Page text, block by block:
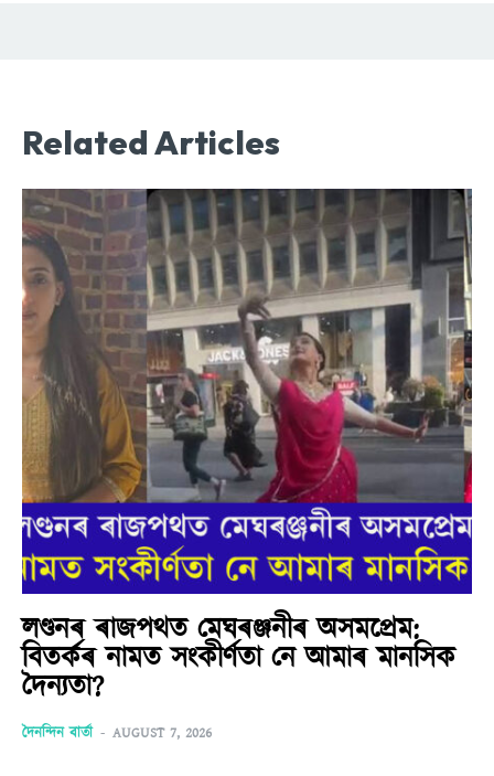
Related Articles
লণ্ডনৰ ৰাজপথত মেঘৰঞ্জনীৰ অসমপ্ৰেম:
বিতৰ্কৰ নামত সংকীৰ্ণতা নে আমাৰ মানসিক
দৈন্যতা?
দৈনন্দিন বাৰ্তা - AUGUST 7, 2026